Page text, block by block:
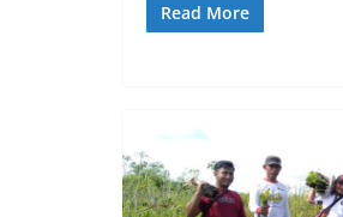
Read More